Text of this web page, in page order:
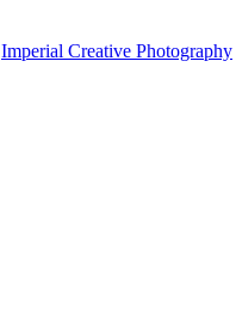
Imperial Creative Photography